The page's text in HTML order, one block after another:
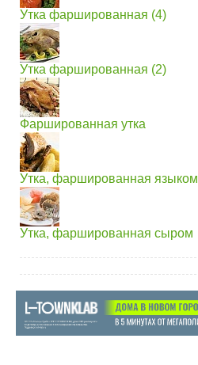
Утка фаршированная (4)
Утка фаршированная (2)
Фаршированная утка
Утка, фаршированная языком
Утка, фаршированная сыром